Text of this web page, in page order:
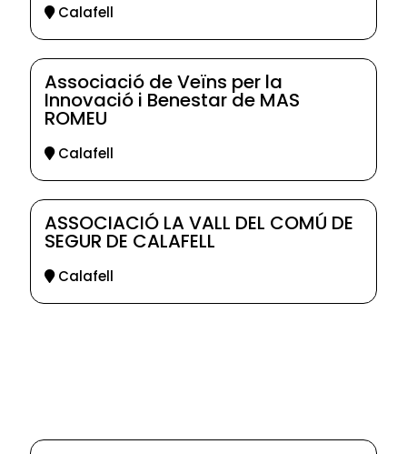
Calafell
Associació de Veïns per la
Innovació i Benestar de MAS
ROMEU
Calafell
ASSOCIACIÓ LA VALL DEL COMÚ DE
SEGUR DE CALAFELL
Calafell